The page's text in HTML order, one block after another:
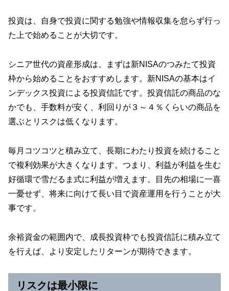
投資は、自身で投資に関する勉強や情報収集を怠らず行っ
た上で始めることが大切です。
シニア世代の資産形成は、まずは新NISAのつみたて投資
枠から始めることをおすすめします。新NISAの基本はイ
ンデックス投資による投資信託です。投資信託の商品のな
かでも、手数料が安く、利回りが３～４％くらいの商品を
選ぶとリスクは低くなります。
毎月コツコツと積み立て、長期にわたり投資を続けること
で複利効果が大きくなります。つまり、利益が利益を生む
好循環で雪だるま式に利益が増えます。目先の相場に一喜
一憂せず、将来に向けて長い目で資産運用を行うことが大
事です。
余裕資金の範囲内で、成長投資枠でも投資信託に積み立て
を行えば、より安定したリターンが期待できます。
リスクは最小限に